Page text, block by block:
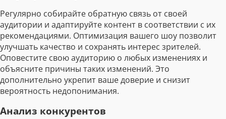
Регулярно собирайте обратную связь от своей
аудитории и адаптируйте контент в соответствии с их
рекомендациями. Оптимизация вашего шоу позволит
улучшать качество и сохранять интерес зрителей.
Оповестите свою аудиторию о любых изменениях и
объясните причины таких изменений. Это
дополнительно укрепит ваше доверие и снизит
вероятность недопонимания.
Анализ конкурентов